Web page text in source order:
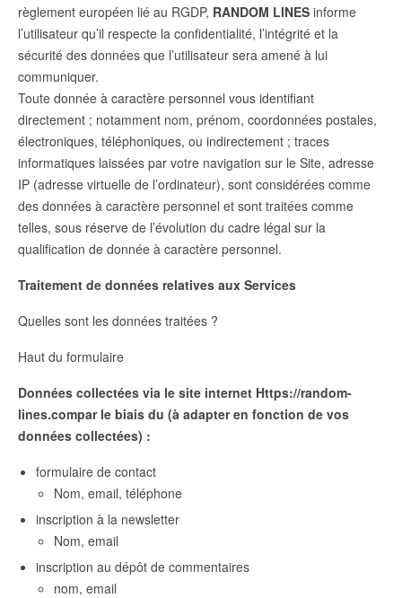
règlement européen lié au RGDP, RANDOM LINES informe
l’utilisateur qu’il respecte la confidentialité, l’intégrité et la
sécurité des données que l’utilisateur sera amené à lui
communiquer.
Toute donnée à caractère personnel vous identifiant
directement ; notamment nom, prénom, coordonnées postales,
électroniques, téléphoniques, ou indirectement ; traces
informatiques laissées par votre navigation sur le Site, adresse
IP (adresse virtuelle de l’ordinateur), sont considérées comme
des données à caractère personnel et sont traitées comme
telles, sous réserve de l’évolution du cadre légal sur la
qualification de donnée à caractère personnel.
Traitement de données relatives aux Services
Quelles sont les données traitées ?
Haut du formulaire
Données collectées via le site internet Https://random-
lines.compar le biais du (à adapter en fonction de vos
données collectées) :
formulaire de contact
Nom, email, téléphone
inscription à la newsletter
Nom, email
inscription au dépôt de commentaires
nom, email